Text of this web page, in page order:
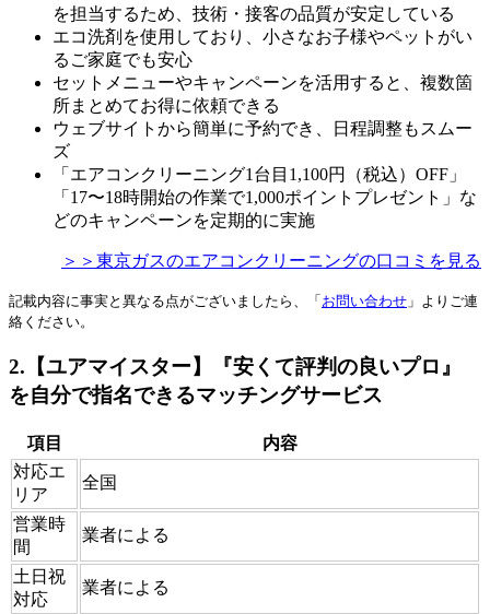
を担当するため、技術・接客の品質が安定している
エコ洗剤を使用しており、小さなお子様やペットがい
るご家庭でも安心
セットメニューやキャンペーンを活用すると、複数箇
所まとめてお得に依頼できる
ウェブサイトから簡単に予約でき、日程調整もスムー
ズ
「エアコンクリーニング1台目1,100円（税込）OFF」
「17〜18時開始の作業で1,000ポイントプレゼント」な
どのキャンペーンを定期的に実施
＞＞東京ガスのエアコンクリーニングの口コミを見る
記載内容に事実と異なる点がございましたら、「 お問い合わせ 」よりご連
絡ください。
2.【ユアマイスター】『安くて評判の良いプロ』
を自分で指名できるマッチングサービス
項目
内容
対応エ
リア
全国
営業時
間
業者による
土日祝
対応
業者による